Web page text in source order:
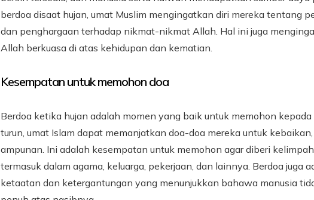
berdoa disaat hujan, umat Muslim mengingatkan diri mereka tentang
dan penghargaan terhadap nikmat-nikmat Allah. Hal ini juga
Allah berkuasa di atas kehidupan dan kematian.
Kesempatan untuk memohon doa
Berdoa ketika hujan adalah momen yang baik untuk memohon
turun, umat Islam dapat memanjatkan doa-doa mereka untuk
ampunan. Ini adalah kesempatan untuk memohon agar diberi
termasuk dalam agama, keluarga, pekerjaan, dan lainnya. Berdoa juga
ketaatan dan ketergantungan yang menunjukkan bahawa manusia